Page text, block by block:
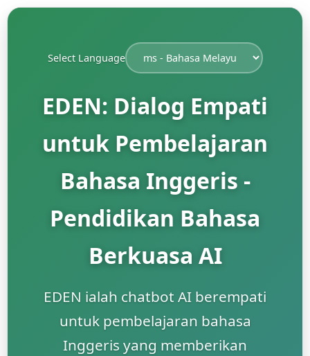
Select Language
EDEN: Dialog Empati
untuk Pembelajaran
Bahasa Inggeris -
Pendidikan Bahasa
Berkuasa AI
EDEN ialah chatbot AI berempati
untuk pembelajaran bahasa
Inggeris yang memberikan